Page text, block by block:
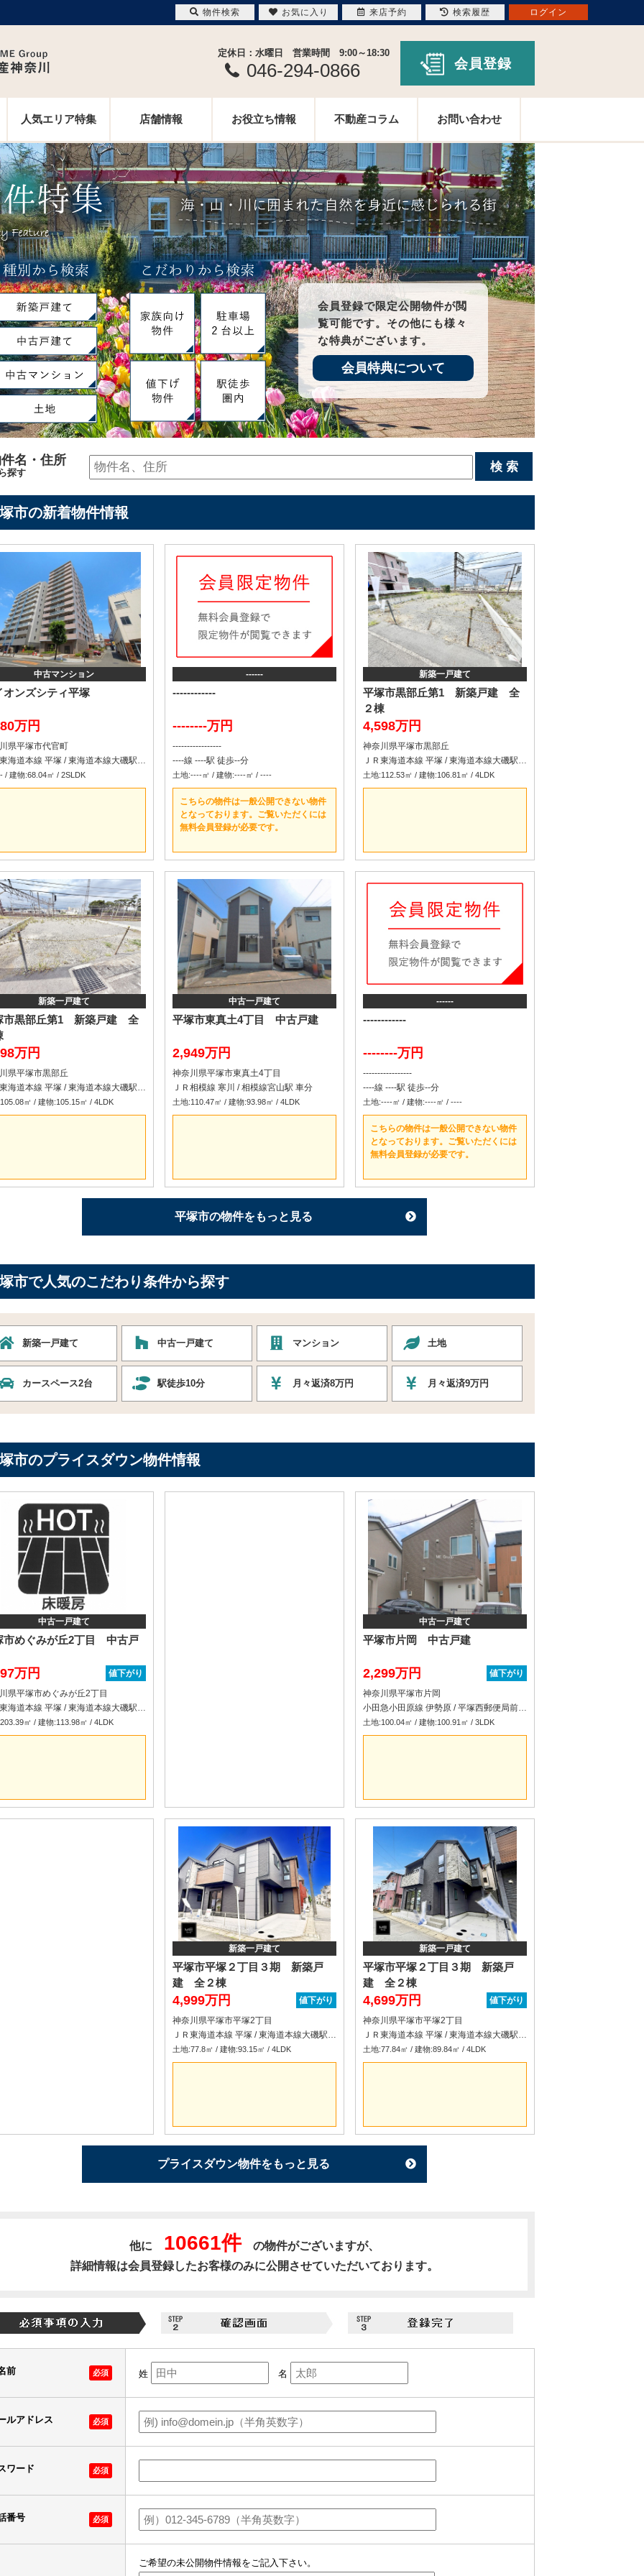
定休日：水曜日 営業時間 9:00～18:30
046-294-0866 会員登録
人気エリア特集 店舗情報 お役立ち情報 不動産コラム お問い合わせ
会員登録で限定公開物件が閲
覧可能です。その他にも様々
な特典がございます。
会員特典について
名・住所
探す
市の新着物件情報
オンズシティ平塚
中古マンション
万円
県平塚市代官町
ＪＲ東海道本線 平塚 / 東海道本線大磯駅 車分
/ 建物:68.04㎡ / 2SLDK
------------
------
--------万円
-----------------
----線 ----駅 徒歩--分
土地:----㎡ / 建物:----㎡ / ----
こちらの物件は一般公開できない物件
となっております。ご覧いただくには
無料会員登録が必要です。
平塚市黒部丘第1 新築戸建 全
２棟
新築一戸建て
4,598万円
神奈川県平塚市黒部丘
ＪＲ東海道本線 平塚 / 東海道本線大磯駅 車分
土地:112.53㎡ / 建物:106.81㎡ / 4LDK
市黒部丘第1 新築戸建 全
新築一戸建て
万円
県平塚市黒部丘
ＪＲ東海道本線 平塚 / 東海道本線大磯駅 車分
㎡ / 建物:105.15㎡ / 4LDK
平塚市東真土4丁目 中古戸建
中古一戸建て
2,949万円
神奈川県平塚市東真土4丁目
ＪＲ相模線 寒川 / 相模線宮山駅 車分
土地:110.47㎡ / 建物:93.98㎡ / 4LDK
------------
------
--------万円
-----------------
----線 ----駅 徒歩--分
土地:----㎡ / 建物:----㎡ / ----
こちらの物件は一般公開できない物件
となっております。ご覧いただくには
無料会員登録が必要です。
平塚市の物件をもっと見る
市で人気のこだわり条件から探す
新築一戸建て 中古一戸建て マンション 土地
カースペース2台 駅徒歩10分 月々返済8万円 月々返済9万円
市のプライスダウン物件情報
市めぐみが丘2丁目 中古戸
中古一戸建て
万円
値下がり
県平塚市めぐみが丘2丁目
ＪＲ東海道本線 平塚 / 東海道本線大磯駅 車分
㎡ / 建物:113.98㎡ / 4LDK
平塚市片岡 中古戸建
中古一戸建て
2,299万円
値下がり
神奈川県平塚市片岡
小田急小田原線 伊勢原 / 平塚西郵便局前 バス21分 停歩3分
土地:100.04㎡ / 建物:100.91㎡ / 3LDK
平塚市平塚２丁目３期 新築戸
建 全２棟
新築一戸建て
4,999万円
値下がり
神奈川県平塚市平塚2丁目
ＪＲ東海道本線 平塚 / 東海道本線大磯駅 車分
土地:77.8㎡ / 建物:93.15㎡ / 4LDK
平塚市平塚２丁目３期 新築戸
建 全２棟
新築一戸建て
4,699万円
値下がり
神奈川県平塚市平塚2丁目
ＪＲ東海道本線 平塚 / 東海道本線大磯駅 車分
土地:77.84㎡ / 建物:89.84㎡ / 4LDK
プライスダウン物件をもっと見る
他に 10661件の物件がございますが、
詳細情報は会員登録したお客様のみに公開させていただいております。
前 必須 姓 名
ルアドレス 必須
ワード 必須
番号 必須
ご希望の未公開物件情報をご記入下さい。
物件検索 お気に入り 来店予約 検索履歴 ログイン